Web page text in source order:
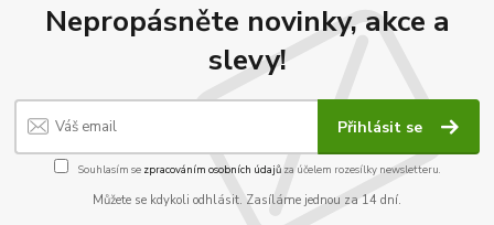
Nepropásněte novinky, akce a
slevy!
Přihlásit se
Souhlasím se zpracováním osobních údajůza účelem rozesílky newsletteru.
Můžete se kdykoli odhlásit. Zasíláme jednou za 14 dní.